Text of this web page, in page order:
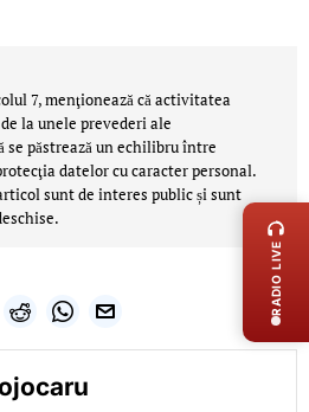
7, menţionează că activitatea
la unele prevederi ale
se păstrează un echilibru între
datelor cu caracter personal.
sunt de interes public și sunt
RADIO LIVE